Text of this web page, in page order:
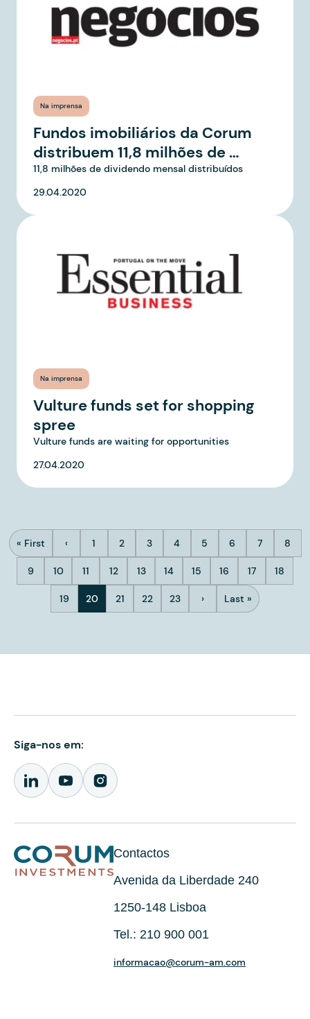
Na imprensa
Fundos imobiliários da Corum
distribuem 11,8 milhões de …
11,8 milhões de dividendo mensal distribuídos
29.04.2020
Na imprensa
Vulture funds set for shopping
spree
Vulture funds are waiting for opportunities
27.04.2020
Paginação
Primeira página
« First Página anterior
‹ Página
1 Página
2 Página
3 Página
4 Página
5 Página
6 Página
7 8
Página
9 Página
10 Página
11 Página
12 Página
13 Página
14 Página
15 Página
16 Página
17 Página
18
Página
19 Página atual
20 Página
21 Página
22 Página
23 Próxima página
› Última página
Last »
Siga-nos em:
Contactos
Avenida da Liberdade 240
1250-148 Lisboa
Tel.: 210 900 001
informacao@corum-am.com